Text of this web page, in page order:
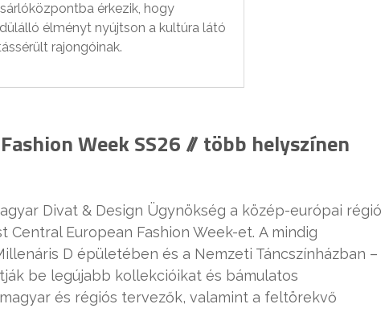
érkezik, hogy
élményt nyújtson a kultúra látó
rajongóinak.
Week SS26 // több helyszínen
Divat & Design Ügynökség a közép-európai régió
European Fashion Week-et. A mindig
D épületében és a Nemzeti Táncszínházban –
be legújabb kollekcióikat és bámulatos
és régiós tervezők, valamint a feltörekvő